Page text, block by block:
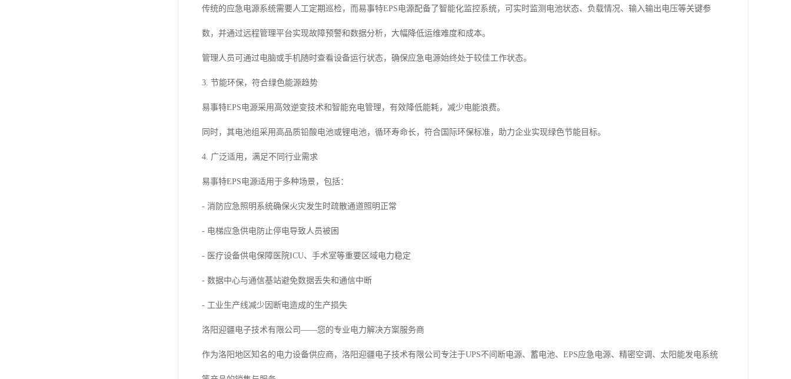
传统的应急电源系统需要人工定期巡检，而易事特EPS电源配备了智能化监控系统，可实时监测电池状态、负载情况、输入输出电压等关键参
数，并通过远程管理平台实现故障预警和数据分析，大幅降低运维难度和成本。
管理人员可通过电脑或手机随时查看设备运行状态，确保应急电源始终处于较佳工作状态。
3. 节能环保，符合绿色能源趋势
易事特EPS电源采用高效逆变技术和智能充电管理，有效降低能耗，减少电能浪费。
同时，其电池组采用高品质铅酸电池或锂电池，循环寿命长，符合国际环保标准，助力企业实现绿色节能目标。
4. 广泛适用，满足不同行业需求
易事特EPS电源适用于多种场景，包括：
- 消防应急照明系统确保火灾发生时疏散通道照明正常
- 电梯应急供电防止停电导致人员被困
- 医疗设备供电保障医院ICU、手术室等重要区域电力稳定
- 数据中心与通信基站避免数据丢失和通信中断
- 工业生产线减少因断电造成的生产损失
洛阳迎疆电子技术有限公司——您的专业电力解决方案服务商
作为洛阳地区知名的电力设备供应商，洛阳迎疆电子技术有限公司专注于UPS不间断电源、蓄电池、EPS应急电源、精密空调、太阳能发电系统